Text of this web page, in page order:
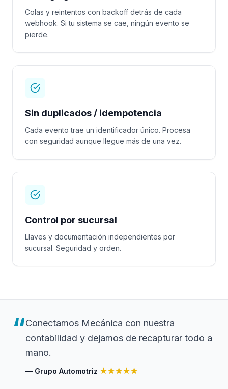
Colas y reintentos con backoff detrás de cada
webhook. Si tu sistema se cae, ningún evento se
pierde.
Sin duplicados / idempotencia
Cada evento trae un identificador único. Procesa
con seguridad aunque llegue más de una vez.
Control por sucursal
Llaves y documentación independientes por
sucursal. Seguridad y orden.
“Conectamos Mecánica con nuestra
contabilidad y dejamos de recapturar todo a
mano.
— Grupo Automotriz ★★★★★